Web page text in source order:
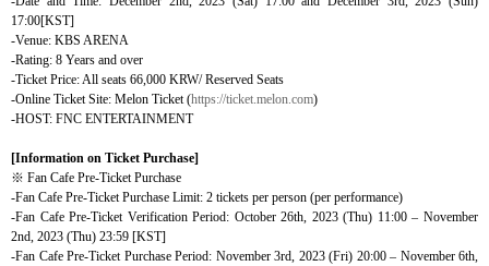
17:00[KST]
-Venue: KBS ARENA
-Rating: 8 Years and over
-Ticket Price: All seats 66,000 KRW/ Reserved Seats
-Online Ticket Site: Melon Ticket (https://ticket.melon.com)
-HOST: FNC ENTERTAINMENT
[Information on Ticket Purchase]
※ Fan Cafe Pre-Ticket Purchase
-Fan Cafe Pre-Ticket Purchase Limit: 2 tickets per person (per performance)
-Fan Cafe Pre-Ticket Verification Period: October 26th, 2023 (Thu) 11:00 – November
2nd, 2023 (Thu) 23:59 [KST]
-Fan Cafe Pre-Ticket Purchase Period: November 3rd, 2023 (Fri) 20:00 – November 6th,